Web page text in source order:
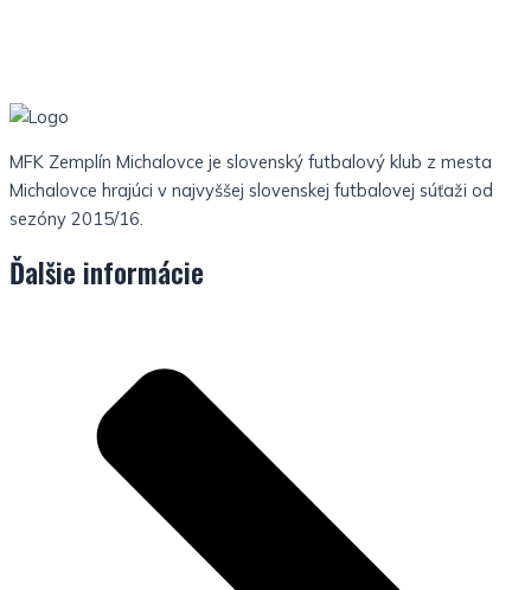
MFK Zemplín Michalovce je slovenský futbalový klub z mesta
Michalovce hrajúci v najvyššej slovenskej futbalovej súťaži od
sezóny 2015/16.
Ďalšie informácie